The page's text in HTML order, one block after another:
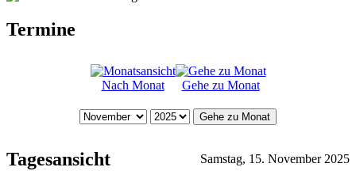
Termine
Nach Monat Gehe zu Monat
Gehe zu Monat
Tagesansicht Samstag, 15. November 2025